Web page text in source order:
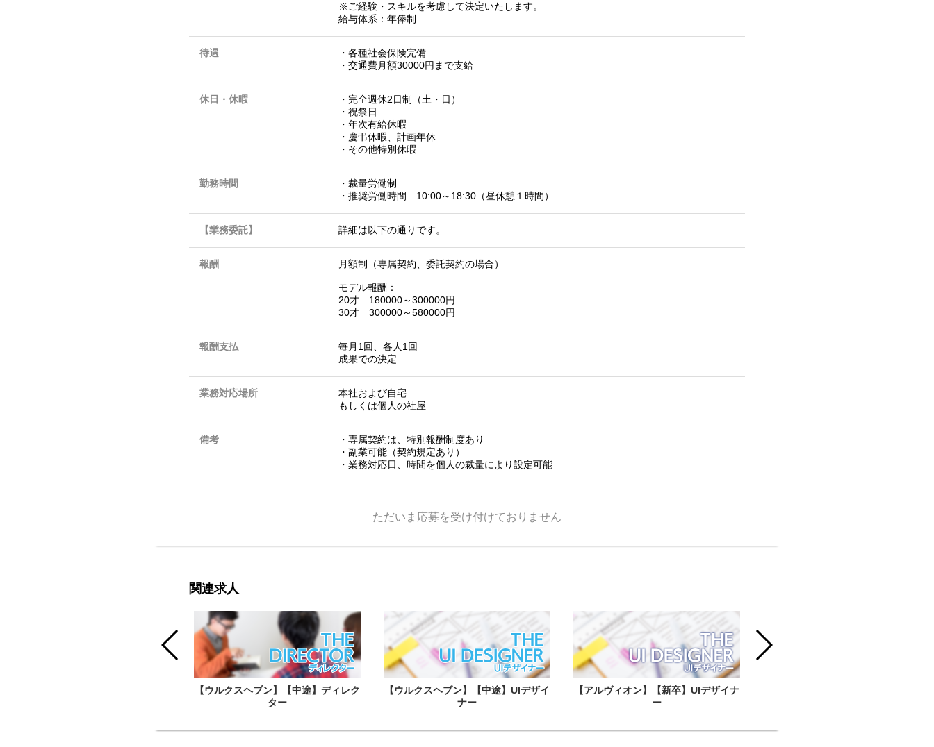
※ご経験・スキルを考慮して決定いたします。
給与体系：年俸制
待遇
・各種社会保険完備
・交通費月額30000円まで支給
休日・休暇
・完全週休2日制（土・日）
・祝祭日
・年次有給休暇
・慶弔休暇、計画年休
・その他特別休暇
勤務時間
・裁量労働制
・推奨労働時間 10:00～18:30（昼休憩１時間）
【業務委託】 詳細は以下の通りです。
報酬 月額制（専属契約、委託契約の場合）
モデル報酬：
20才 180000～300000円
30才 300000～580000円
報酬支払
毎月1回、各人1回
成果での決定
業務対応場所
本社および自宅
もしくは個人の社屋
備考
・専属契約は、特別報酬制度あり
・副業可能（契約規定あり）
・業務対応日、時間を個人の裁量により設定可能
ただいま応募を受け付けておりません
関連求人
【ウルクスヘブン】【中途】ディレク
ター
【ウルクスヘブン】【中途】UIデザイ
ナー
【アルヴィオン】【新卒】UIデザイナ
ー